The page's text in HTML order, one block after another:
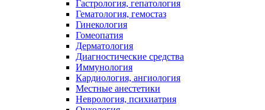
Гастрология, гепатология
Гематология, гемостаз
Гинекология
Гомеопатия
Дерматология
Диагностические средства
Иммунология
Кардиология, ангиология
Местные анестетики
Неврология, психиатрия